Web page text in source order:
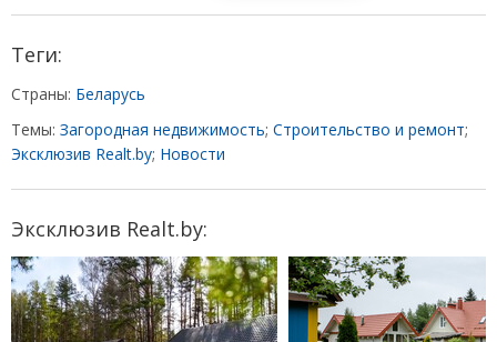
Теги:
Страны: Беларусь
Темы: Загородная недвижимость; Строительство и ремонт;
Эксклюзив Realt.by; Новости
Эксклюзив Realt.by: